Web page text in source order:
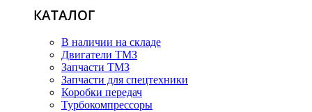
КАТАЛОГ
В наличии на складе
Двигатели ТМЗ
Запчасти ТМЗ
Запчасти для спецтехники
Коробки передач
Турбокомпрессоры